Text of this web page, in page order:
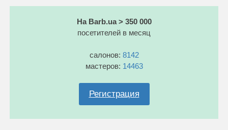
На Barb.ua > 350 000
посетителей в месяц
салонов: 8142
мастеров: 14463
Регистрация